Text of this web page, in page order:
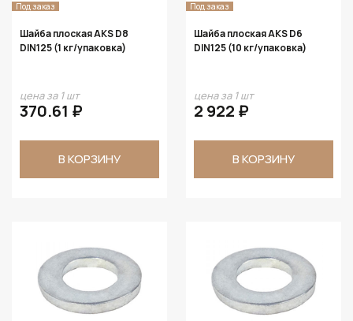
Под заказ
Шайба плоская AKS D8
DIN125 (1 кг/упаковка)
цена за 1 шт
370.61 ₽
В КОРЗИНУ
Под заказ
Шайба плоская AKS D6
DIN125 (10 кг/упаковка)
цена за 1 шт
2 922 ₽
В КОРЗИНУ